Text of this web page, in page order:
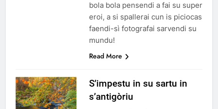
bola bola pensendi a fai su super
eroi, a si spallerai cun is piciocas
faendi-sì fotografai sarvendi su
mundu!
Read More
S’impestu in su sartu in
s’antigòriu